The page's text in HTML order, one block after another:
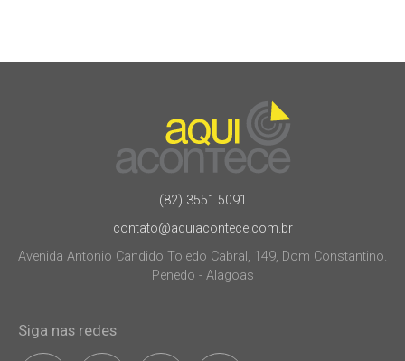
(82) 3551.5091
contato@aquiacontece.com.br
Avenida Antonio Candido Toledo Cabral, 149, Dom Constantino.
Penedo - Alagoas
Siga nas redes